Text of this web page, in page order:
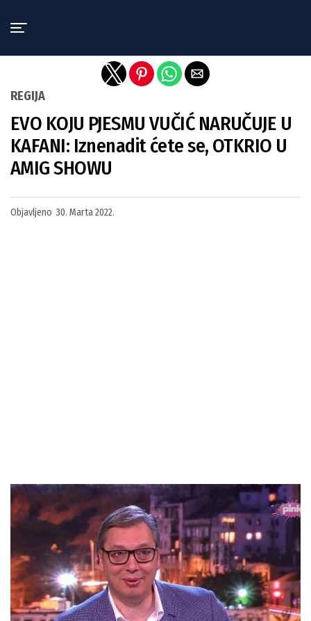
REGIJA
EVO KOJU PJESMU VUČIĆ NARUČUJE U
KAFANI: Iznenadit ćete se, OTKRIO U
AMIG SHOWU
Objavljeno 30. Marta 2022.